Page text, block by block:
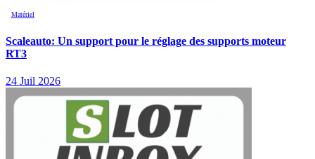
Matériel
Scaleauto: Un support pour le réglage des supports moteur
RT3
24 Juil 2026